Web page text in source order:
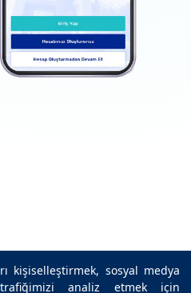
kişiselleştirmek, sosyal medya
analiz etmek için